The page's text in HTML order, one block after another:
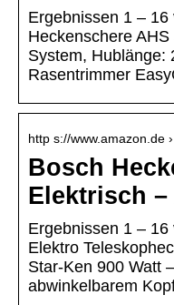
Ergebnissen 1 –
Heckenschere
System, Hublänge:
Rasentrimmer
http s://www.amazon.de
Bosch
Elektrisch –
Ergebnissen 1 –
Elektro
Star-Ken 900 Watt
abwinkelbarem